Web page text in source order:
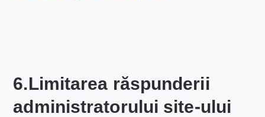
6.Limitarea răspunderii
administratorului site-ului